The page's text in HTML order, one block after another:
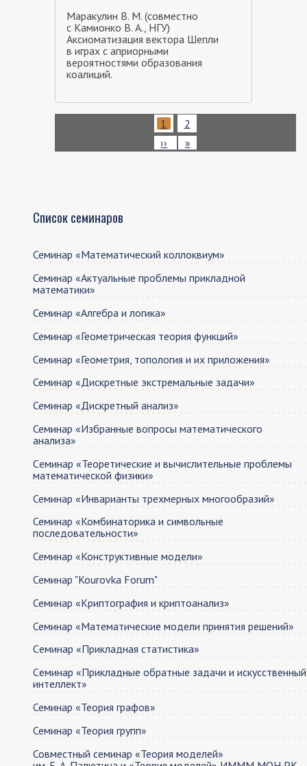
Маракулин В. М. (совместно
с Камионко В. А., НГУ)
Аксиоматизация вектора Шепли
в играх с априорными
вероятностями образования
коалиций.
Текущая
страница
1 Page
2
Следующая
страница
››
Последняя
страница
»
Список семинаров
Семинар «Математический коллоквиум»
Семинар «Актуальные проблемы прикладной
математики»
Семинар «Алгебра и логика»
Семинар «Геометрическая теория функций»
Семинар «Геометрия, топология и их приложения»
Семинар «Дискретные экстремальные задачи»
Семинар «Дискретный анализ»
Семинар «Избранные вопросы математического
анализа»
Cеминар «Теоретические и вычислительные проблемы
математической физики»
Семинар «Инварианты трехмерных многообразий»
Семинар «Комбинаторика и символьные
последовательности»
Семинар «Конструктивные модели»
Семинар "Kourovka Forum"
Семинар «Криптография и криптоанализ»
Семинар «Математические модели принятия решений»
Cеминар «Прикладная статистика»
Cеминар «Прикладные обратные задачи и искусственный
интеллект»
Семинар «Теория графов»
Семинар «Теория групп»
Совместный семинар «Теория моделей»